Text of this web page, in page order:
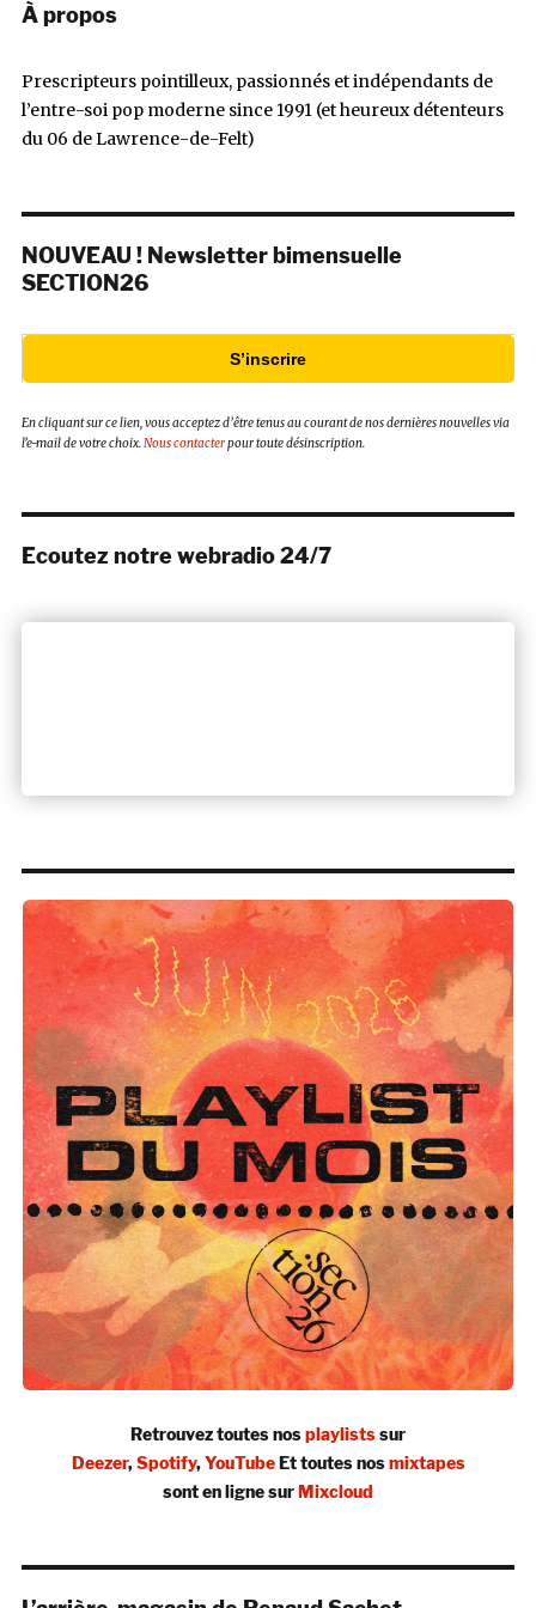
À propos
Prescripteurs pointilleux, passionnés et indépendants de
l’entre-soi pop moderne since 1991 (et heureux détenteurs
du 06 de Lawrence-de-Felt)
NOUVEAU ! Newsletter bimensuelle
SECTION26
S’inscrire
En cliquant sur ce lien, vous acceptez d’être tenus au courant de nos dernières nouvelles via
l’e-mail de votre choix.Nous contacterpour toute désinscription.
Ecoutez notre webradio 24/7
Retrouvez toutes nosplaylistssur
Deezer,Spotify,YouTubeEt toutes nosmixtapes
sont en ligne surMixcloud